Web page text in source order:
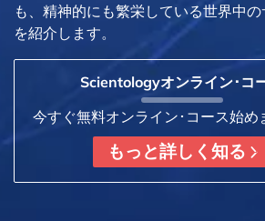
も、精神的にも繁栄している世界中
を紹介します。
Scientologyオンライン･コ
今すぐ無料オンライン･コース始め
もっと詳しく知る